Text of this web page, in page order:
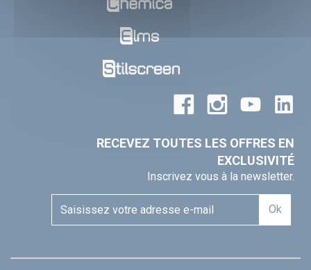
RECEVEZ TOUTES LES OFFRES EN
EXCLUSIVITÉ
Inscrivez vous à la newsletter.
Ok